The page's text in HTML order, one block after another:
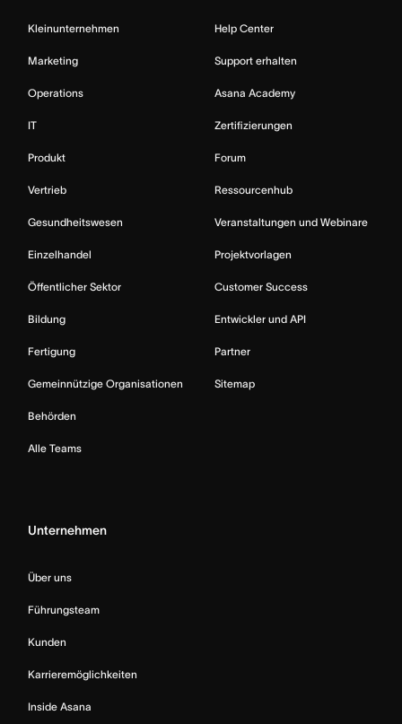
Kleinunternehmen
Marketing
Operations
IT
Produkt
Vertrieb
Gesundheitswesen
Einzelhandel
Öffentlicher Sektor
Bildung
Fertigung
Gemeinnützige Organisationen
Behörden
Alle Teams
Help Center
Support erhalten
Asana Academy
Zertifizierungen
Forum
Ressourcenhub
Veranstaltungen und Webinare
Projektvorlagen
Customer Success
Entwickler und API
Partner
Sitemap
Unternehmen
Über uns
Führungsteam
Kunden
Karrieremöglichkeiten
Inside Asana